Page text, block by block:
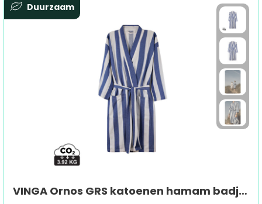
Duurzaam
VINGA Ornos GRS katoenen hamam badjas S/M